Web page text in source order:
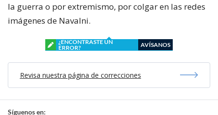
la guerra o por extremismo, por colgar en las redes
imágenes de Navalni.
¿ENCONTRASTE UN
ERROR?
AVÍSANOS
Revisa nuestra página de correcciones
Síguenos en: